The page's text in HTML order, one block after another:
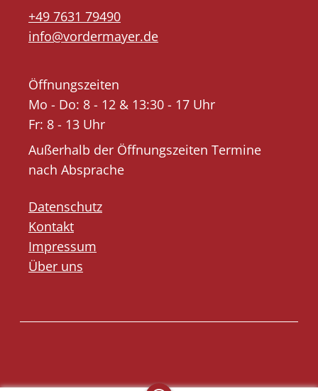
+49 7631 79490
info@vordermayer.de
Öffnungszeiten
Mo - Do: 8 - 12 & 13:30 - 17 Uhr
Fr: 8 - 13 Uhr
Außerhalb der Öffnungszeiten Termine
nach Absprache
Datenschutz
Kontakt
Impressum
Über uns